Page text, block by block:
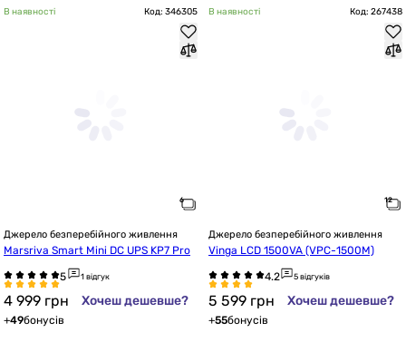
В наявності Код: 346305
Джерело безперебійного живлення
Marsriva Smart Mini DC UPS KP7 Pro
1 відгук
4 999 грн Хочеш дешевше?
+49бонусів
В наявності Код: 267438
Джерело безперебійного живлення
Vinga LCD 1500VA (VPC-1500M)
5 відгуків
5 599 грн Хочеш дешевше?
+55бонусів